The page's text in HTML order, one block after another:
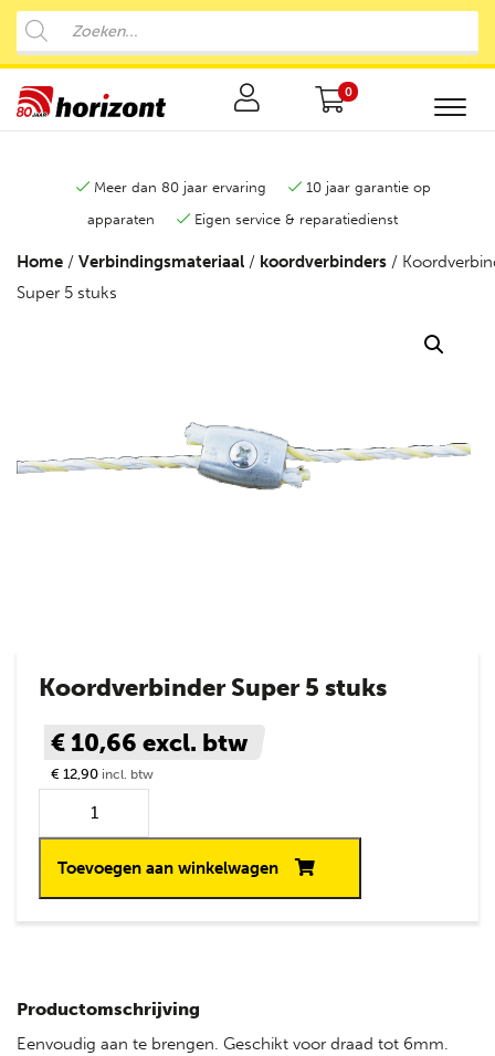
0
Meer dan 80 jaar ervaring
10 jaar garantie op
apparaten
Eigen service & reparatiedienst
Home / Verbindingsmateriaal / koordverbinders /
Super 5 stuks
Koordverbinder Super 5 stuks
€ 10,66 excl. btw
€ 12,90 incl. btw
Toevoegen aan winkelwagen
Productomschrijving
Eenvoudig aan te brengen. Geschikt voor draad tot 6mm.